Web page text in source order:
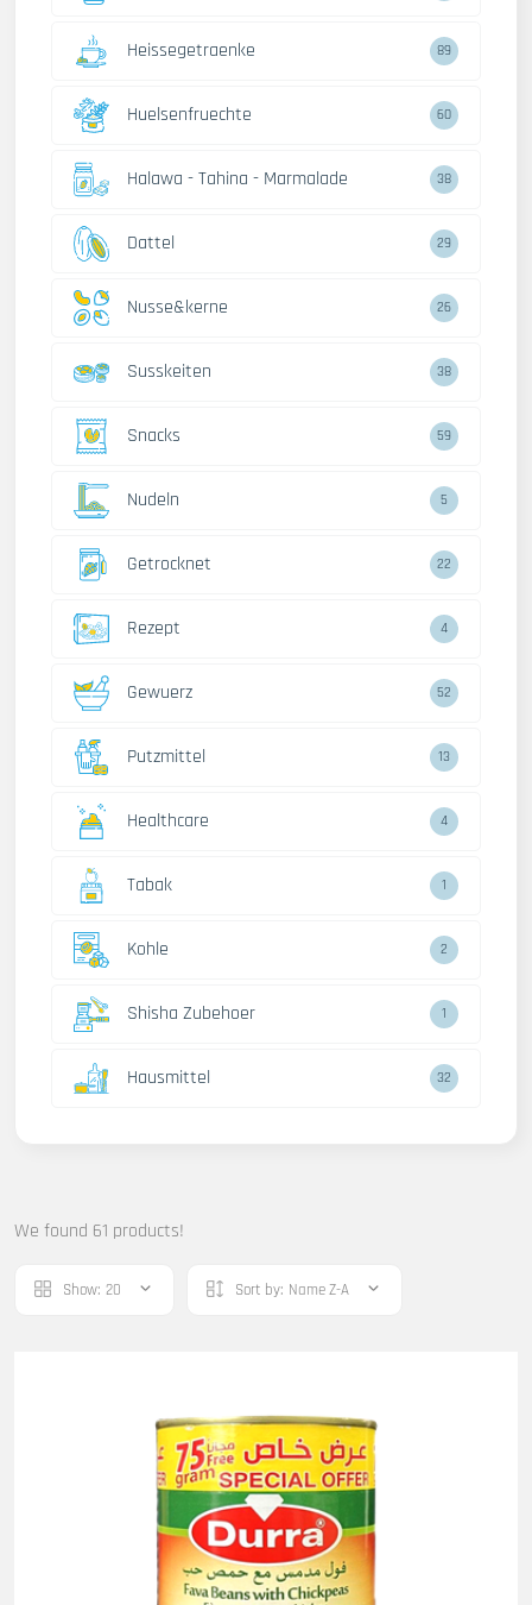
Heissegetraenke 89
Huelsenfruechte 60
Halawa - Tahina - Marmalade 38
Dattel 29
Nusse&kerne 26
Susskeiten 38
Snacks 59
Nudeln 5
Getrocknet 22
Rezept 4
Gewuerz 52
Putzmittel 13
Healthcare 4
Tabak 1
Kohle 2
Shisha Zubehoer 1
Hausmittel 32
We found 61 products!
Show: 20 Sort by: Name Z-A